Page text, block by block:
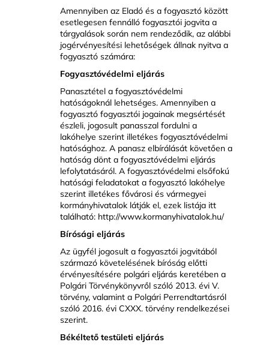
Amennyiben az Eladó és a fogyasztó között
esetlegesen fennálló fogyasztói jogvita a
tárgyalások során nem rendeződik, az alábbi
jogérvényesítési lehetőségek állnak nyitva a
fogyasztó számára:
Fogyasztóvédelmi eljárás
Panasztétel a fogyasztóvédelmi
hatóságoknál lehetséges. Amennyiben a
fogyasztó fogyasztói jogainak megsértését
észleli, jogosult panasszal fordulni a
lakóhelye szerint illetékes fogyasztóvédelmi
hatósághoz. A panasz elbírálását követően a
hatóság dönt a fogyasztóvédelmi eljárás
lefolytatásáról. A fogyasztóvédelmi elsőfokú
hatósági feladatokat a fogyasztó lakóhelye
szerint illetékes fővárosi és vármegyei
kormányhivatalok látják el, ezek listája itt
található: http://www.kormanyhivatalok.hu/
Bírósági eljárás
Az ügyfél jogosult a fogyasztói jogvitából
származó követelésének bíróság előtti
érvényesítésére polgári eljárás keretében a
Polgári Törvénykönyvről szóló 2013. évi V.
törvény, valamint a Polgári Perrendtartásról
szóló 2016. évi CXXX. törvény rendelkezései
szerint.
Békéltető testületi eljárás